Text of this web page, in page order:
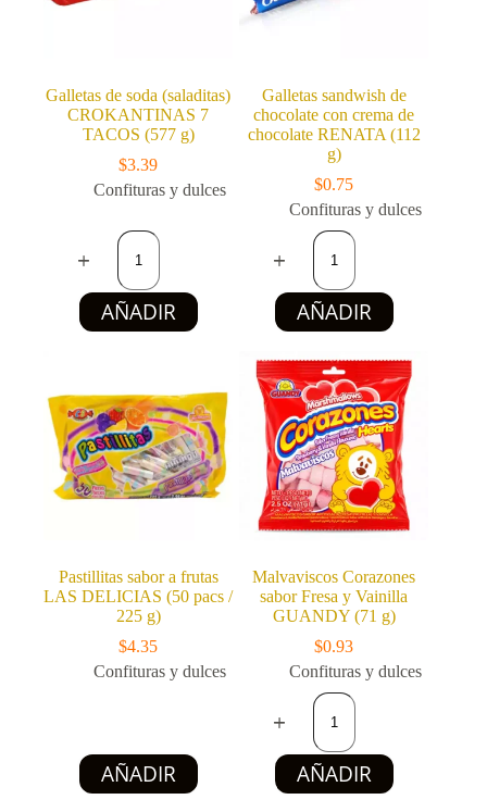
Galletas de soda (saladitas)
CROKANTINAS 7
TACOS (577 g)
$3.39
Confituras y dulces
Galletas
soda
(saladitas)
CROKANTINAS
7
cantidad
AÑADIR
Galletas sandwish de
chocolate con crema de
chocolate RENATA (112
g)
$0.75
Confituras y dulces
Galletas
sandwish
de
chocolate
con
crema
chocolate
RENATA
(112
g)
cantidad
AÑADIR
Pastillitas sabor a frutas
LAS DELICIAS (50 pacs /
225 g)
$4.35
Confituras y dulces
AÑADIR
Malvaviscos Corazones
sabor Fresa y Vainilla
GUANDY (71 g)
$0.93
Confituras y dulces
Malvaviscos
Corazones
sabor
Fresa
y
Vainilla
AÑADIR